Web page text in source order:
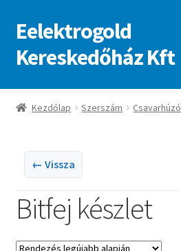
Ugrás
a
navigációhoz
Kilépés
a
tartalomba
Eelektrogold
Kereskedőház Kft
Kezdőlap
Adatvédelmi irányelvek
ajanlatkeres
Kezdőlap Szerszám Csavarhúzó
← Vissza
Bitfej készlet